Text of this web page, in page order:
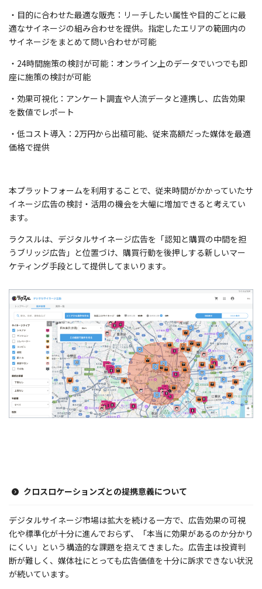
・目的に合わせた最適な販売：リーチしたい属性や目的ごとに最
適なサイネージの組み合わせを提供。指定したエリアの範囲内の
サイネージをまとめて問い合わせが可能
・24時間施策の検討が可能：オンライン上のデータでいつでも即
座に施策の検討が可能
・効果可視化：アンケート調査や人流データと連携し、広告効果
を数値でレポート
・低コスト導入：2万円から出稿可能、従来高額だった媒体を最適
価格で提供
本プラットフォームを利用することで、従来時間がかかっていたサ
イネージ広告の検討・活用の機会を大幅に増加できると考えてい
ます。
ラクスルは、デジタルサイネージ広告を「認知と購買の中間を担
うブリッジ広告」と位置づけ、購買行動を後押しする新しいマー
ケティング手段として提供してまいります。
クロスロケーションズとの提携意義について
デジタルサイネージ市場は拡大を続ける一方で、広告効果の可視
化や標準化が十分に進んでおらず、「本当に効果があるのか分かり
にくい」という構造的な課題を抱えてきました。広告主は投資判
断が難しく、媒体社にとっても広告価値を十分に訴求できない状況
が続いています。